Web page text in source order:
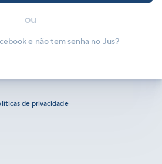
ou
e não tem senha no Jus?
de privacidade